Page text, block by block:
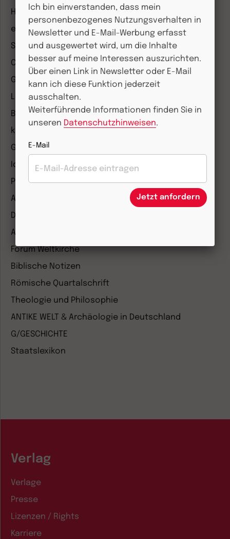
Herder Korrespondenz
einfach leben
Stimmen der Zeit
COMMUNIO
Gemeinsam Glauben
Lebensspuren
Bibel lesen
kunst und kirche
Gottesdienst
Ideenwerkstatt Gottesdienste
Pastoralblätter
Anzeiger für die Seelsorge
Diakonia
Amosinternational
Forum Weltkirche
Biblische Notizen
Römische Quartalschrift
Theologie und Philosophie
ANTIKE WELT & Archäologie in Deutschland
G/GESCHICHTE
Staatslexikon
Verlag
Verlage
Presse
Lizenzen / Rights
Karriere
Ich bin einverstanden, dass mein
personenbezogenes Nutzungsverhalten in
Newsletter und E-Mail-Werbung erfasst
und ausgewertet wird, um die Inhalte
besser auf meine Interessen auszurichten.
Über einen Link in Newsletter oder E-Mail
kann ich diese Funktion jederzeit
ausschalten.
Weiterführende Informationen finden Sie in
unseren Datenschutzhinweisen.
E-Mail
Jetzt anfordern